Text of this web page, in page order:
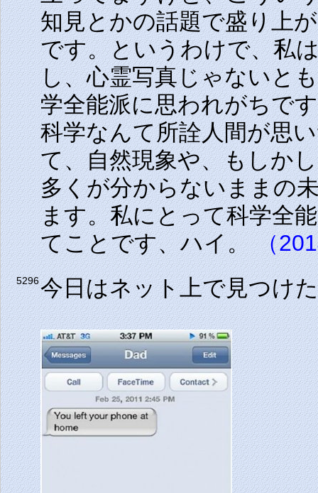
知見とかの話題で盛り上
です。というわけで、私
し、心霊写真じゃないと
学全能派に思われがちで
科学なんて所詮人間が思
て、自然現象や、もしか
多くが分からないままの
ます。私にとって科学全
てことです、ハイ。（
5296今日はネット上で見つけ